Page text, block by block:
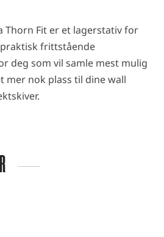
Thorn Fit er et lagerstativ for
frittstående
deg som vil samle mest mulig
mer nok plass til dine wall